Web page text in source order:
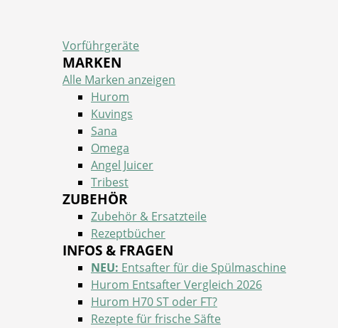
Vorführgeräte
MARKEN
Alle Marken anzeigen
Hurom
Kuvings
Sana
Omega
Angel Juicer
Tribest
ZUBEHÖR
Zubehör & Ersatzteile
Rezeptbücher
INFOS & FRAGEN
NEU: Entsafter für die Spülmaschine
Hurom Entsafter Vergleich 2026
Hurom H70 ST oder FT?
Rezepte für frische Säfte